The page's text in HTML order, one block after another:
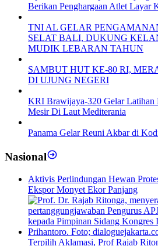
Berikan Penghargaan Atlet Layar
TNI AL GELAR
SELAT BALI, DUKUNG
MUDIK LEBARAN TAHUN
SAMBUT HUT KE-80 RI,
DI UJUNG NEGERI
KRI Brawijaya-320 Gelar Latihan
Mesir Di Laut Mediterania
Panama Gelar Reuni Akbar di
Nasional
Aktivis Perlindungan Hewan
Ekspor Monyet Ekor Panjang
Terpilih Aklamasi, Prof Rajab